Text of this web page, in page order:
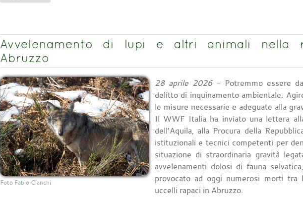
Avvelenamento di lupi e altri animali nella
Abruzzo
Foto Fabio Cianchi
28 aprile 2026- Potremmo essere
delitto di inquinamento ambientale.
le misure necessarie e adeguate alla
Il WWF Italia ha inviato una lettera
dell’Aquila, alla Procura della
istituzionali e tecnici competenti per
situazione di straordinaria gravità
avvelenamenti dolosi di fauna
provocato ad oggi numerosi morti tra
uccelli rapaci in Abruzzo.